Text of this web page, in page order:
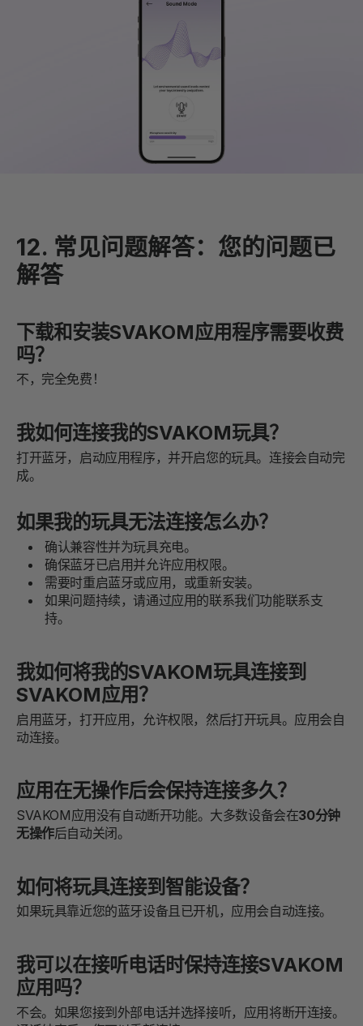
12. 常见问题解答：您的问题已
解答
下载和安装SVAKOM应用程序需要收费
吗？
不，完全免费！
我如何连接我的SVAKOM玩具？
打开蓝牙，启动应用程序，并开启您的玩具。连接会自动完
成。
如果我的玩具无法连接怎么办？
确认兼容性并为玩具充电。
确保蓝牙已启用并允许应用权限。
需要时重启蓝牙或应用，或重新安装。
如果问题持续，请通过应用的联系我们功能联系支
持。
我如何将我的SVAKOM玩具连接到
SVAKOM应用？
启用蓝牙，打开应用，允许权限，然后打开玩具。应用会自
动连接。
应用在无操作后会保持连接多久？
SVAKOM应用没有自动断开功能。大多数设备会在30分钟
无操作后自动关闭。
如何将玩具连接到智能设备？
如果玩具靠近您的蓝牙设备且已开机，应用会自动连接。
我可以在接听电话时保持连接SVAKOM
应用吗？
不会。如果您接到外部电话并选择接听，应用将断开连接。